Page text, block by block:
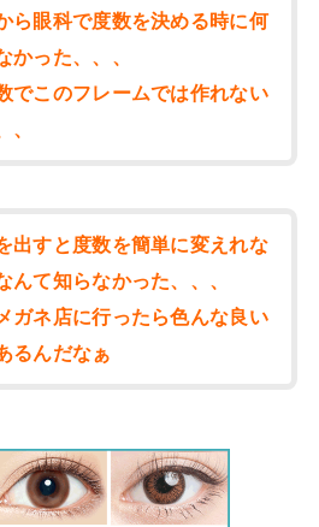
ら眼科で度数を決める時に何
かった、、、
でこのフレームでは作れない
、
出すと度数を簡単に変えれな
んて知らなかった、、、
ガネ店に行ったら色んな良い
るんだなぁ